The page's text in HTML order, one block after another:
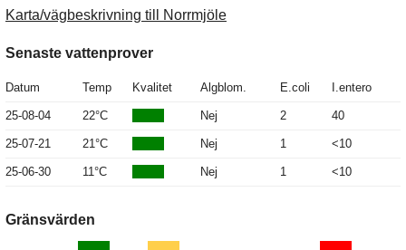
Karta/vägbeskrivning till Norrmjöle
Senaste vattenprover
Datum Temp Kvalitet Algblom. E.coli I.entero
25-08-04 22°C Nej 2 40
25-07-21 21°C Nej 1 <10
25-06-30 11°C Nej 1 <10
Gränsvärden